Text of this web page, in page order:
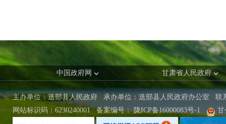
中国政府网 甘肃省人民政府
主办单位：迭部县人民政府 承办单位：迭部县人民政府办公室 联
网站标识码：6230240001
备案编号： 陇ICP备16000083号-1 甘